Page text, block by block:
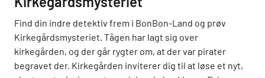
Find din indre detektiv frem i BonBon-Land og prøv
Kirkegårdsmysteriet. Tågen har lagt sig over
kirkegården, og der går rygter om, at der var pirater
begravet der. Kirkegården inviterer dig til at løse et nyt,